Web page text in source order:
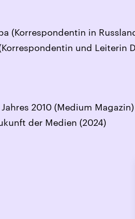
(Korrespondentin in
und Leiterin
2010 (Medium
der Medien (2024)